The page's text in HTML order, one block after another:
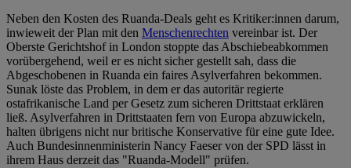
Neben den Kosten des Ruanda-Deals geht es Kritiker:innen darum,
inwieweit der Plan mit den Menschenrechten vereinbar ist. Der
Oberste Gerichtshof in London stoppte das Abschiebeabkommen
vorübergehend, weil er es nicht sicher gestellt sah, dass die
Abgeschobenen in Ruanda ein faires Asylverfahren bekommen.
Sunak löste das Problem, in dem er das autoritär regierte
ostafrikanische Land per Gesetz zum sicheren Drittstaat erklären
ließ. Asylverfahren in Drittstaaten fern von Europa abzuwickeln,
halten übrigens nicht nur britische Konservative für eine gute Idee.
Auch Bundesinnenministerin Nancy Faeser von der SPD lässt in
ihrem Haus derzeit das "Ruanda-Modell" prüfen.